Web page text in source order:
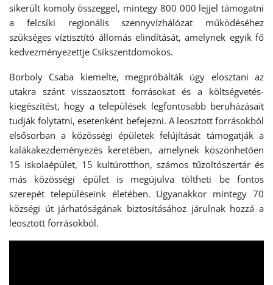
sikerült komoly összeggel, mintegy 800 000 lejjel támogatni
a felcsíki regionális szennyvízhálózat működéséhez
szükséges víztisztító állomás elindítását, amelynek egyik fő
kedvezményezettje Csíkszentdomokos.
Borboly Csaba kiemelte, megpróbálták úgy elosztani az
utakra szánt visszaosztott forrásokat és a költségvetés-
kiegészítést, hogy a települések legfontosabb beruházásait
tudják folytatni, esetenként befejezni. A leosztott forrásokból
elsősorban a közösségi épületek felújítását támogatják a
kalákakezdeményezés keretében, amelynek köszönhetően
15 iskolaépület, 15 kultúrotthon, számos tűzoltószertár és
más közösségi épület is megújulva töltheti be fontos
szerepét településeink életében. Ugyanakkor mintegy 70
községi út járhatóságának biztosításához járulnak hozzá a
leosztott forrásokból.